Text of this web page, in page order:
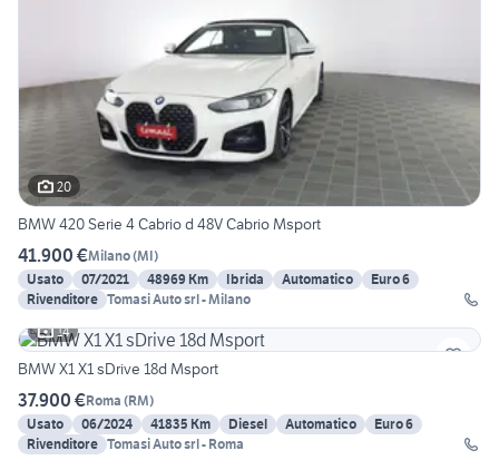
20
BMW 420 Serie 4 Cabrio d 48V Cabrio Msport
41.900 €Milano(MI)
Usato
07/2021 48969 Km Ibrida Automatico
Euro 6
Rivenditore Tomasi Auto srl - Milano
14
BMW X1 X1 sDrive 18d Msport
37.900 €Roma (RM)
Usato
06/2024 41835 Km Diesel Automatico
Euro 6
Rivenditore Tomasi Auto srl - Roma